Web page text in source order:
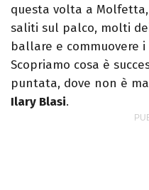
questa volta a
saliti sul palco, molti
ballare e commuovere i
Scopriamo cosa è
puntata, dove non è
Ilary Blasi.